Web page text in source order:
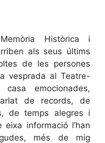
Històrica i
als seus últims
de les persones
vesprada al Teatre-
emocionades,
de records, de
de temps alegres i
informació l’han
més de mig